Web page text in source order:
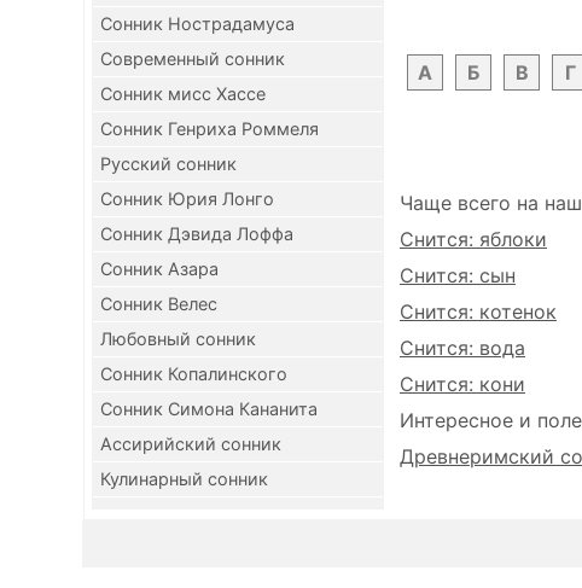
Сонник Нострадамуса
Современный сонник
Сонник мисс Хассе
Сонник Генриха Роммеля
Русский сонник
Сонник Юрия Лонго
Сонник Дэвида Лоффа
Сонник Азара
Сонник Велес
Любовный сонник
Сонник Копалинского
Сонник Симона Кананита
Ассирийский сонник
Кулинарный сонник
А
Б В Г
Чаще всего на
Снится: яблоки
Снится: сын
Снится: котенок
Снится: вода
Снится: кони
Интересное и
Древнеримский